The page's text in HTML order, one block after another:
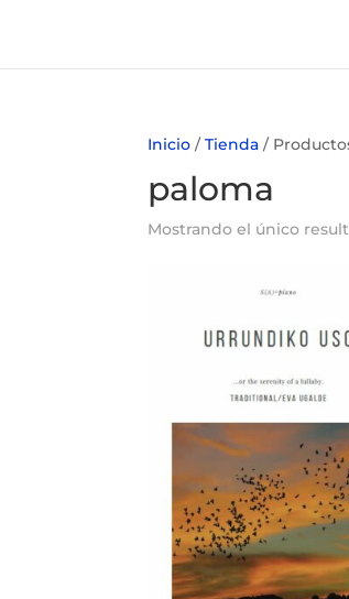
Inicio /Tienda /
paloma
Mostrando el único